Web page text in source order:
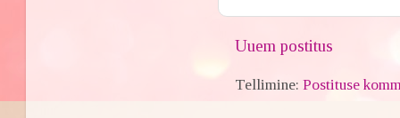
Uuem postitus
Tellimine:Postituse